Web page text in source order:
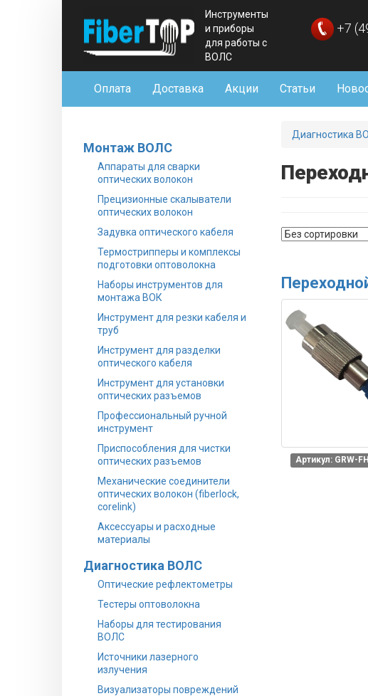
Инструменты
и приборы
для работы с
ВОЛС
+7
Оплата Доставка Акции Статьи
Монтаж ВОЛС
Аппараты для сварки
оптических волокон
Прецизионные скалыватели
оптических волокон
Задувка оптического кабеля
Термострипперы и комплексы
подготовки оптоволокна
Наборы инструментов для
монтажа ВОК
Инструмент для резки кабеля и
труб
Инструмент для разделки
оптического кабеля
Инструмент для установки
оптических разъемов
Профессиональный ручной
инструмент
Приспособления для чистки
оптических разъемов
Механические соединители
оптических волокон (fiberlock,
corelink)
Аксессуары и расходные
материалы
Диагностика ВОЛС
Оптические рефлектометры
Тестеры оптоволокна
Наборы для тестирования
ВОЛС
Источники лазерного
излучения
Визуализаторы повреждений
Диагностика
Артикул: GRW-